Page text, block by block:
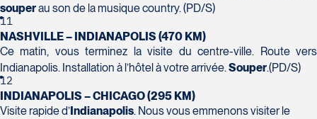
souperau son de la musique country. (PD/S)
11
NASHVILLE – INDIANAPOLIS (470 KM)
Ce matin, vous terminez la visite du centre-ville. Route vers
Indianapolis. Installation à l’hôtel à votre arrivée.Souper.(PD/S)
12
INDIANAPOLIS – CHICAGO (295 KM)
Visite rapide d’ Indianapolis. Nous vous emmenons visiter le
Voyages Jean-Pierre
2152 Boulevard Lapinière - Suite 104
Brossard
2700 Boulevard Laurier - Édifice
Champlain, bureau 5000
Québec
G1V 4K5
Tél :
418-653-1882 / 1-800-640-1882